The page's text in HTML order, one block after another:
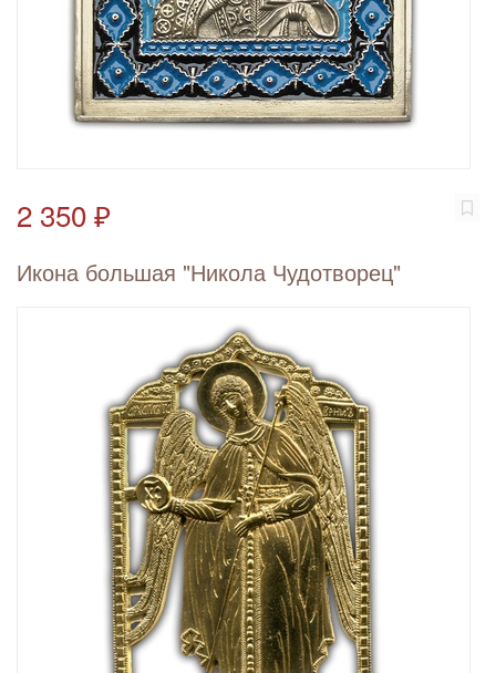
2 350 ₽
Икона большая "Никола Чудотворец"